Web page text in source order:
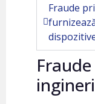
Fraude